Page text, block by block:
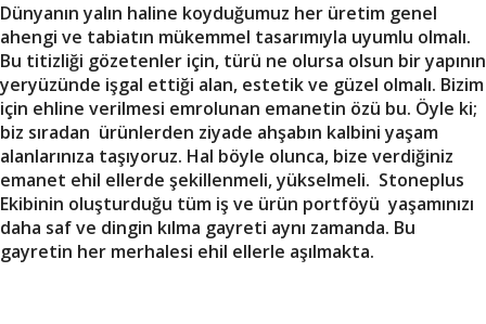
Dünyanın yalın haline koyduğumuz her üretim genel
ahengi ve tabiatın mükemmel tasarımıyla uyumlu olmalı.
Bu titizliği gözetenler için, türü ne olursa olsun bir yapının
yeryüzünde işgal ettiği alan, estetik ve güzel olmalı. Bizim
için ehline verilmesi emrolunan emanetin özü bu. Öyle ki;
biz sıradan ürünlerden ziyade ahşabın kalbini yaşam
alanlarınıza taşıyoruz. Hal böyle olunca, bize verdiğiniz
emanet ehil ellerde şekillenmeli, yükselmeli. Stoneplus
Ekibinin oluşturduğu tüm iş ve ürün portföyü yaşamınızı
daha saf ve dingin kılma gayreti aynı zamanda. Bu
gayretin her merhalesi ehil ellerle aşılmakta.